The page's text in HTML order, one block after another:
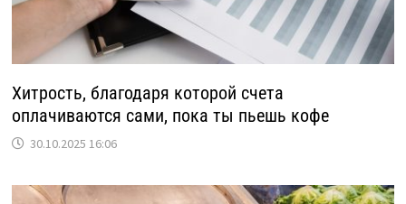
Хитрость, благодаря которой счета
оплачиваются сами, пока ты пьешь кофе
30.10.2025 16:06